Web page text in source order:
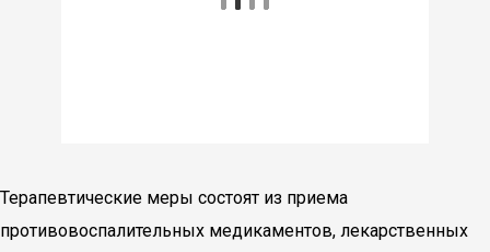
Терапевтические меры состоят из приема
противовоспалительных медикаментов, лекарственных